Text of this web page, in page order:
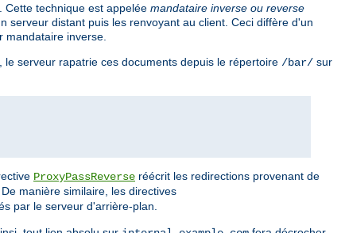
Cette technique est appelée mandataire inverse ou reverse
distant puis les renvoyant au client. Ceci diffère d'un
inverse.
, le serveur rapatrie ces documents depuis le répertoire /bar/ sur
ProxyPassReverse réécrit les redirections provenant de
manière similaire, les directives
par le serveur d'arrière-plan.